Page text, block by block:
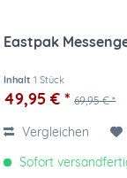
Eastpak
Inhalt1 Stück
49,95 € * 69,95 € *
Vergleichen
Sofort